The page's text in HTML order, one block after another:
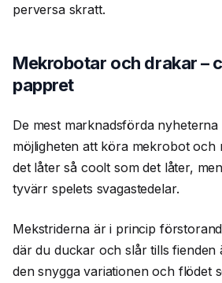
perversa skratt.
Mekrobotar och drakar –
pappret
De mest marknadsförda nyheterna
möjligheten att köra mekrobot och
det låter så coolt som det låter,
tyvärr spelets svagastedelar.
Mekstriderna är i princip
där du duckar och slår tills fienden
den snygga variationen och flödet